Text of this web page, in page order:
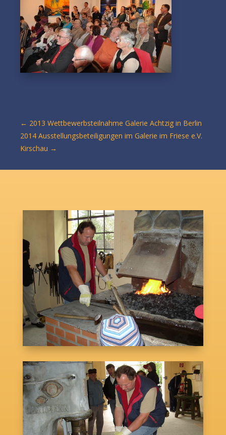
← 2013 Wettbewerbsteilnahme Galerie Achtzig in Berlin
2014 Ausstellungsbeteiligungen im Galerie im Friese e.V.
Kirschau →